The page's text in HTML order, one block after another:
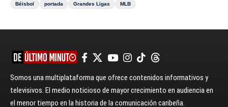
Béisbol
portada Grandes Ligas MLB
Somos una multiplataforma que ofrece contenidos informativos y
televisivos. El medio noticioso de mayor crecimiento en audiencia en
el menor tiempo en la historia de la comunicación caribeña.